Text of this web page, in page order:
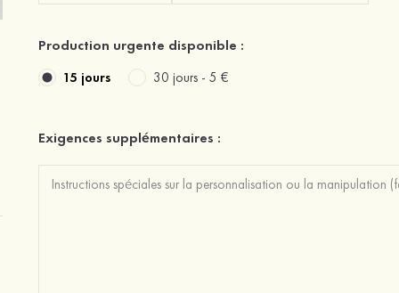
Production urgente disponible :
15 jours 30 jours - 5 €
Exigences supplémentaires :